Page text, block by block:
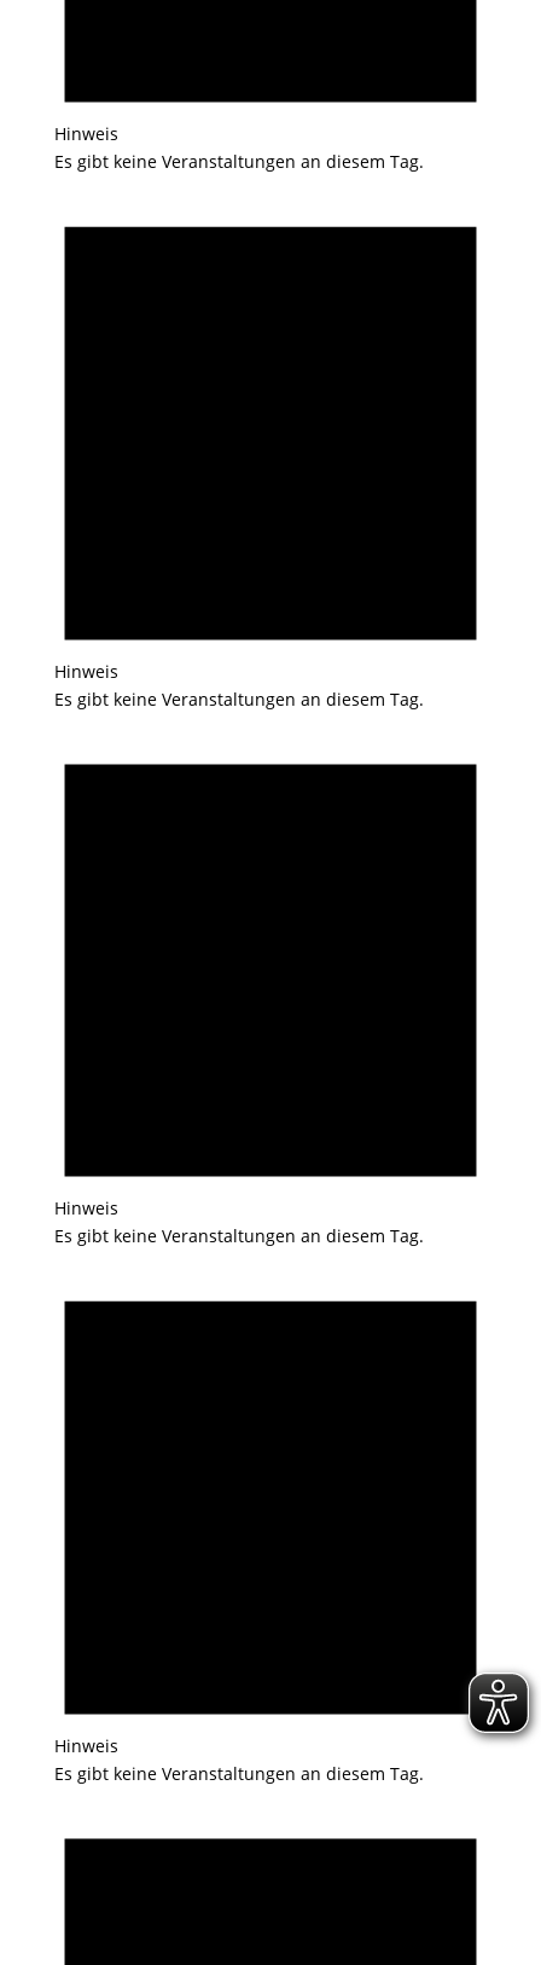
Hinweis
Es gibt keine Veranstaltungen an diesem Tag.
Hinweis
Es gibt keine Veranstaltungen an diesem Tag.
Hinweis
Es gibt keine Veranstaltungen an diesem Tag.
Hinweis
Es gibt keine Veranstaltungen an diesem Tag.